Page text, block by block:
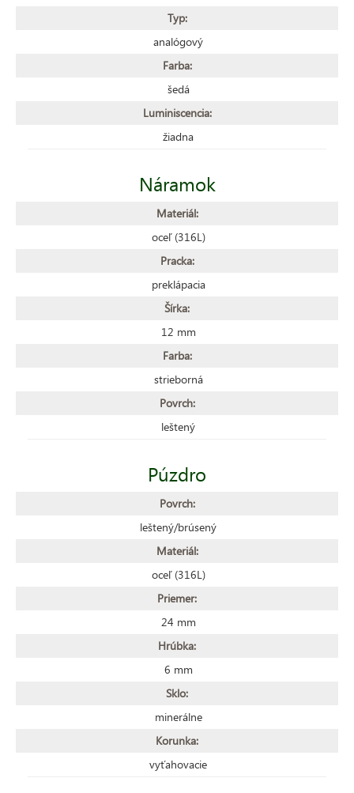
Typ:
analógový
Farba:
šedá
Luminiscencia:
žiadna
Náramok
Materiál:
oceľ (316L)
Pracka:
preklápacia
Šírka:
12 mm
Farba:
strieborná
Povrch:
leštený
Púzdro
Povrch:
leštený/brúsený
Materiál:
oceľ (316L)
Priemer:
24 mm
Hrúbka:
6 mm
Sklo:
minerálne
Korunka:
vyťahovacie